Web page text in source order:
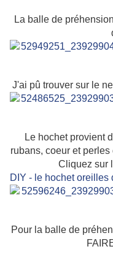
La balle de
J'ai pû trouver sur le
Le hochet provient
rubans, coeur et
Cliquez sur
DIY - le hochet oreilles
Pour la balle de